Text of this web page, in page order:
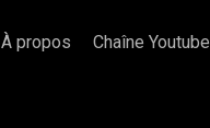
À propos Chaîne Youtube